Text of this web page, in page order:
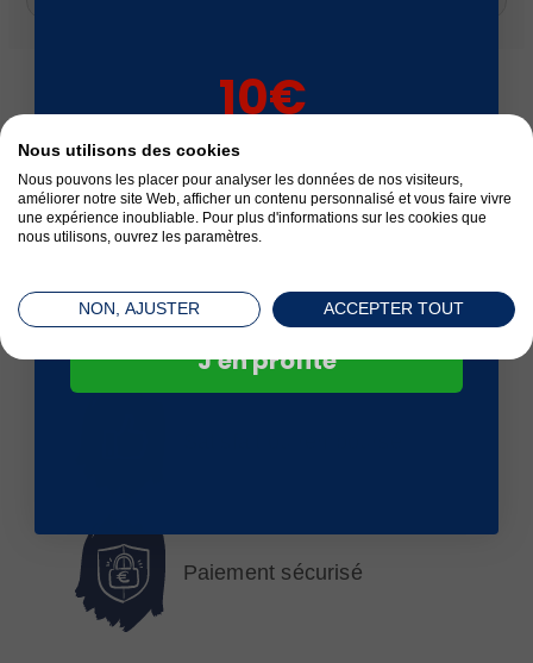
Fabrication Française
Livré en 24 à 72 h
Paiement sécurisé
Nous utilisons des cookies
Nous pouvons les placer pour analyser les données de nos visiteurs,
améliorer notre site Web, afficher un contenu personnalisé et vous faire vivre
une expérience inoubliable. Pour plus d'informations sur les cookies que
nous utilisons, ouvrez les paramètres.
ACCEPTER TOUT
NON, AJUSTER
10€
sur votre 1ère
commande*
J'en profite